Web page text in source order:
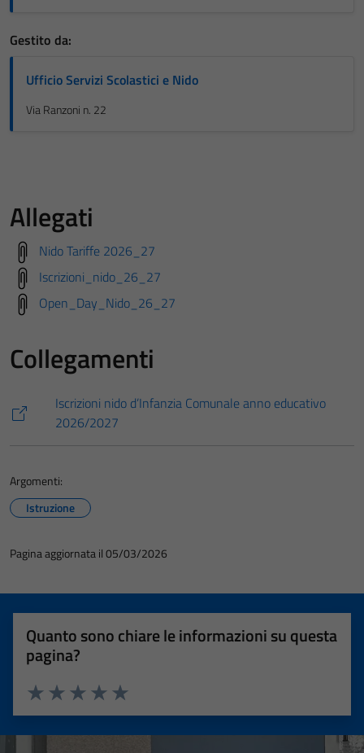
Gestito da:
Ufficio Servizi Scolastici e Nido
Via Ranzoni n. 22
Allegati
Nido Tariffe 2026_27
Iscrizioni_nido_26_27
Open_Day_Nido_26_27
Collegamenti
Iscrizioni nido d’Infanzia Comunale anno educativo
2026/2027
Argomenti:
Istruzione
Pagina aggiornata il 05/03/2026
Quanto sono chiare le informazioni su questa
pagina?
Valuta 5 stelle su 5
Valuta 4 stelle su 5
Valuta 3 stelle su 5
Valuta 2 stelle su 5
Valuta 1 stelle su 5